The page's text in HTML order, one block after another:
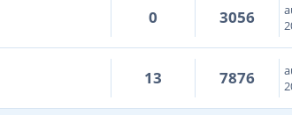
0 3056
13 7876